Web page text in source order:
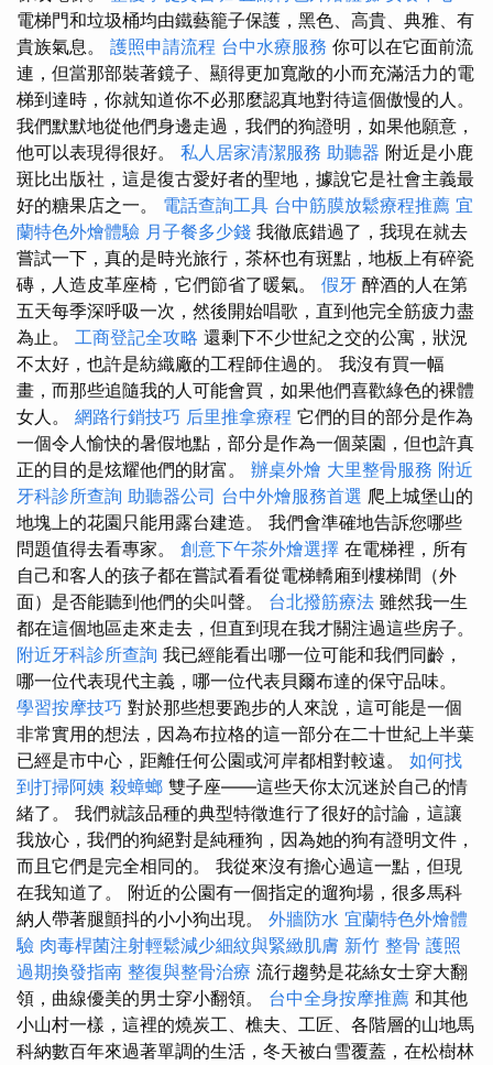
電梯門和垃圾桶均由鐵藝籠子保護，黑色、高貴、典雅、有
貴族氣息。 護照申請流程 台中水療服務 你可以在它面前流
連，但當那部裝著鏡子、顯得更加寬敞的小而充滿活力的電
梯到達時，你就知道你不必那麼認真地對待這個傲慢的人。
我們默默地從他們身邊走過，我們的狗證明，如果他願意，
他可以表現得很好。 私人居家清潔服務 助聽器 附近是小鹿
斑比出版社，這是復古愛好者的聖地，據說它是社會主義最
好的糖果店之一。 電話查詢工具 台中筋膜放鬆療程推薦 宜
蘭特色外燴體驗 月子餐多少錢 我徹底錯過了，我現在就去
嘗試一下，真的是時光旅行，茶杯也有斑點，地板上有碎瓷
磚，人造皮革座椅，它們節省了暖氣。 假牙 醉酒的人在第
五天每季深呼吸一次，然後開始唱歌，直到他完全筋疲力盡
為止。 工商登記全攻略 還剩下不少世紀之交的公寓，狀況
不太好，也許是紡織廠的工程師住過的。 我沒有買一幅
畫，而那些追隨我的人可能會買，如果他們喜歡綠色的裸體
女人。 網路行銷技巧 后里推拿療程 它們的目的部分是作為
一個令人愉快的暑假地點，部分是作為一個菜園，但也許真
正的目的是炫耀他們的財富。 辦桌外燴 大里整骨服務 附近
牙科診所查詢 助聽器公司 台中外燴服務首選 爬上城堡山的
地塊上的花園只能用露台建造。 我們會準確地告訴您哪些
問題值得去看專家。 創意下午茶外燴選擇 在電梯裡，所有
自己和客人的孩子都在嘗試看看從電梯轎廂到樓梯間（外
面）是否能聽到他們的尖叫聲。 台北撥筋療法 雖然我一生
都在這個地區走來走去，但直到現在我才關注過這些房子。
附近牙科診所查詢 我已經能看出哪一位可能和我們同齡，
哪一位代表現代主義，哪一位代表貝爾布達的保守品味。
學習按摩技巧 對於那些想要跑步的人來說，這可能是一個
非常實用的想法，因為布拉格的這一部分在二十世紀上半葉
已經是市中心，距離任何公園或河岸都相對較遠。 如何找
到打掃阿姨 殺蟑螂 雙子座——這些天你太沉迷於自己的情
緒了。 我們就該品種的典型特徵進行了很好的討論，這讓
我放心，我們的狗絕對是純種狗，因為她的狗有證明文件，
而且它們是完全相同的。 我從來沒有擔心過這一點，但現
在我知道了。 附近的公園有一個指定的遛狗場，很多馬科
納人帶著腿顫抖的小小狗出現。 外牆防水 宜蘭特色外燴體
驗 肉毒桿菌注射輕鬆減少細紋與緊緻肌膚 新竹 整骨 護照
過期換發指南 整復與整骨治療 流行趨勢是花絲女士穿大翻
領，曲線優美的男士穿小翻領。 台中全身按摩推薦 和其他
小山村一樣，這裡的燒炭工、樵夫、工匠、各階層的山地馬
科納數百年來過著單調的生活，冬天被白雪覆蓋，在松樹林